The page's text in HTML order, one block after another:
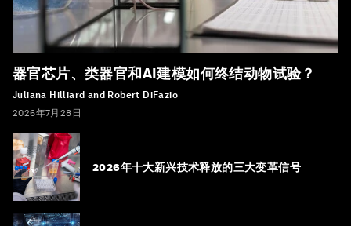
器官芯片、类器官和AI建模如何终结动物试验？
Juliana Hilliard and Robert DiFazio
2026年7月28日
2026年十大新兴技术释放的三大变革信号